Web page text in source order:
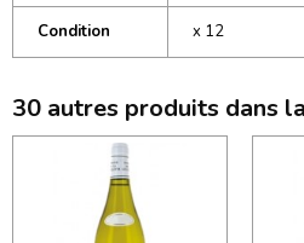
Condition x 12
30 autres produits dans